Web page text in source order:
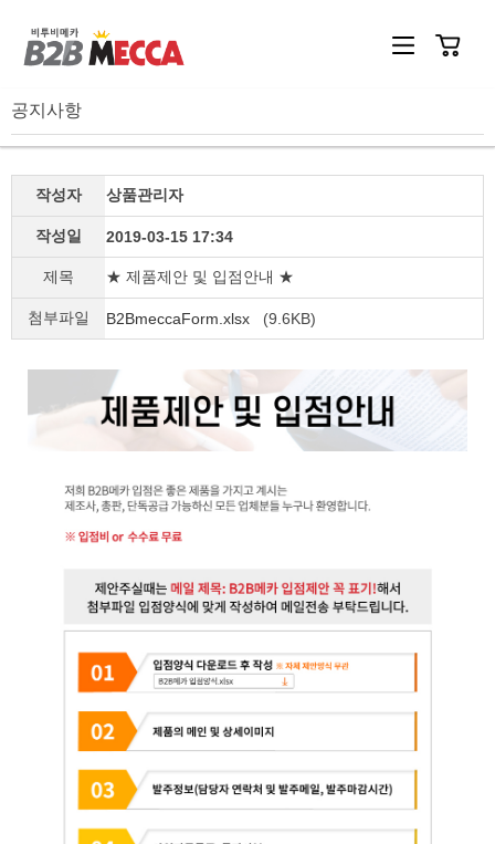
공지사항
작성자 상품관리자
작성일 2019-03-15 17:34
제목 ★ 제품제안 및 입점안내 ★
첨부파일 B2BmeccaForm.xlsx (9.6KB)